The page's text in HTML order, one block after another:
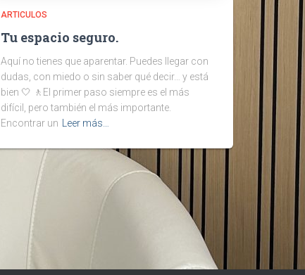
ARTICULOS
Tu espacio seguro.
Aquí no tienes que aparentar. Puedes llegar con
dudas, con miedo o sin saber qué decir… y está
bien 🤍 🚶El primer paso siempre es el más
difícil, pero también el más importante.
Encontrar un
Leer más…